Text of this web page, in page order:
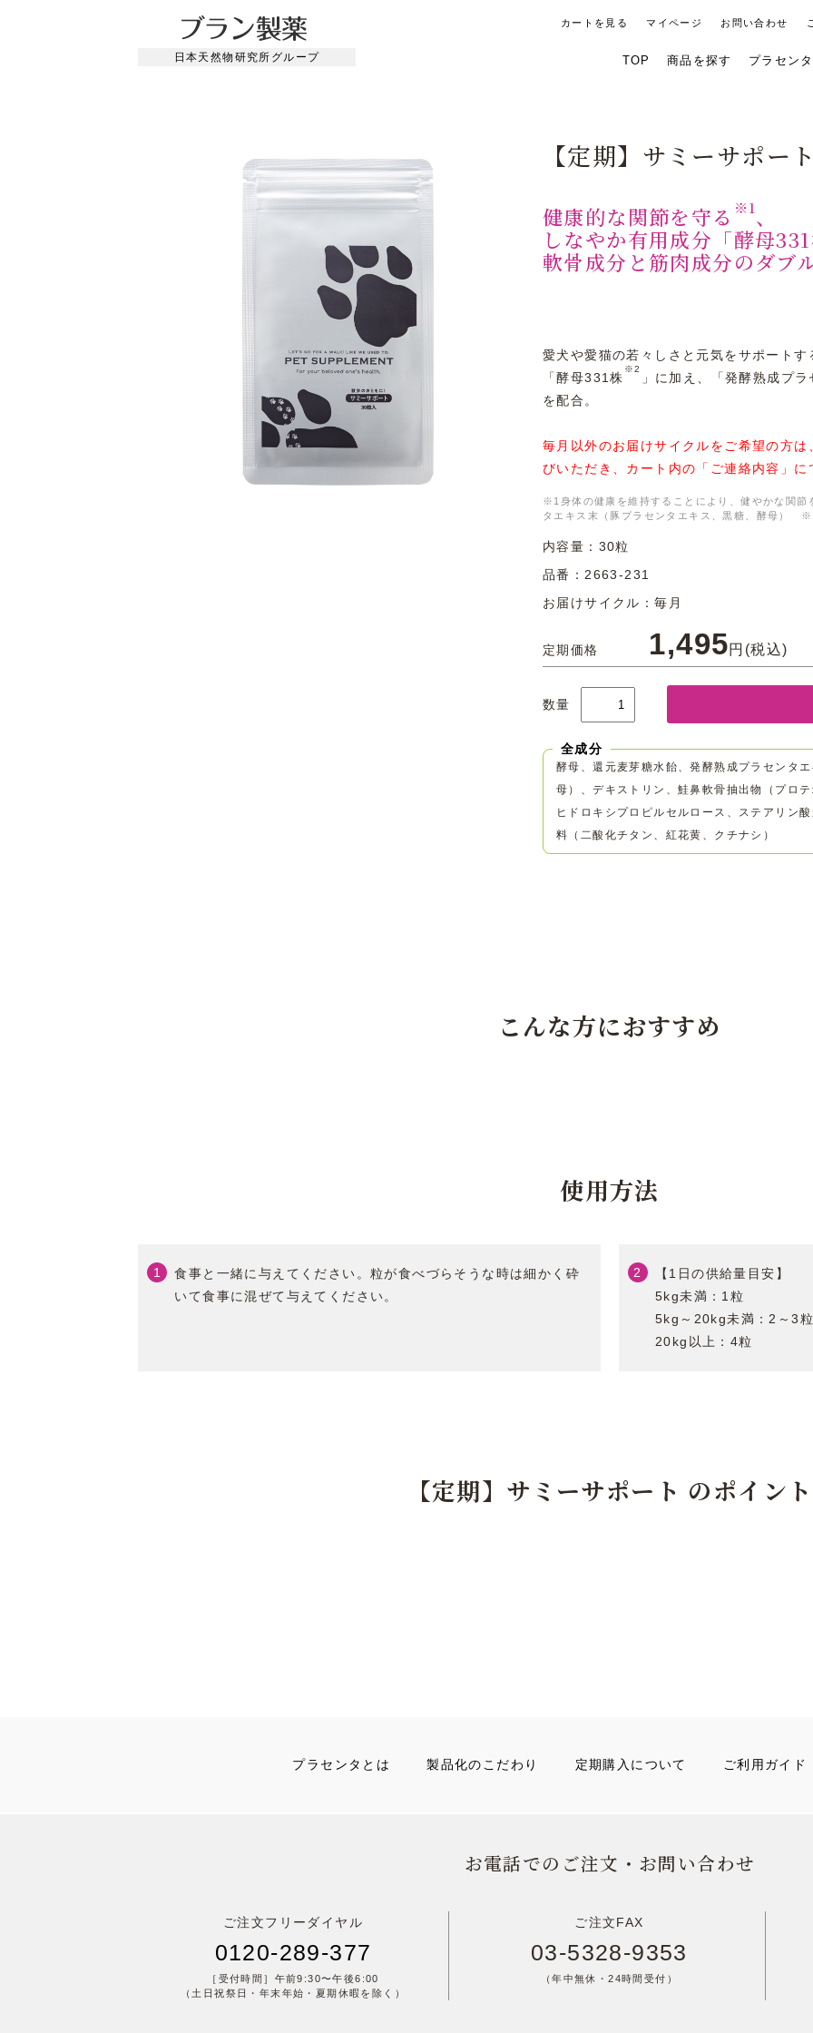
日本天然物研究所グループ
カートを見る マイページ お問い合わせ
TOP 商品を探す
ア
イトロ
レ
プラセン
【定期】サミーサポー
健康的な関節を守る ※1、
しなやか有用成分「酵母
軟骨成分と筋肉成分のダブ
愛犬や愛猫の若々しさと元気をサポート
「酵母331株
※2
」に加え、「発酵熟成プラ
を配合。
毎月以外のお届けサイクルをご希望の方
びいただき、カート内の「ご連絡内容」
※1身体の健康を維持することにより、健やかな
タエキス末（豚プラセンタエキス、黒糖、酵母）
内容量：30粒
品番： 2663-231
お届けサイクル：毎月
定期価格 1,495円(税込)
数量
全成分
酵母、還元麦芽糖水飴、発酵熟成プラセンタ
母）、デキストリン、鮭鼻軟骨抽出物（プロ
ヒドロキシプロピルセルロース、ステアリン
料（二酸化チタン、紅花黄、クチナシ）
こんな方におすすめ
使用方法
食事と一緒に与えてください。粒が食べづらそうな時は細かく砕
いて食事に混ぜて与えてください。
【1日の供給量目安】
5kg未満：1粒
5kg～20kg未満：2～3粒
20kg以上：4粒
【定期】サミーサポート のポイント
プラセンタとは 製品化のこだわり 定期購入について ご利用ガイド
お電話でのご注文・お問い合わせ
ご注文フリーダイヤル
0120-289-377
［受付時間］午前9:30〜午後6:00
（土日祝祭日・年末年始・夏期休暇を除く）
ご注文FAX
03-5328-9353
（年中無休・24時間受付）